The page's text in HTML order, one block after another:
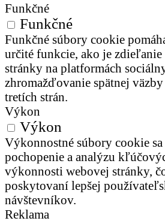
Funkčné
Funkčné
Funkčné súbory cookie
určité funkcie, ako je zdieľanie
stránky na platformách
zhromažďovanie spätnej
tretích strán.
Výkon
Výkon
Výkonnostné súbory cookie
pochopenie a analýzu
výkonnosti webovej stránky,
poskytovaní lepšej
návštevníkov.
Reklama